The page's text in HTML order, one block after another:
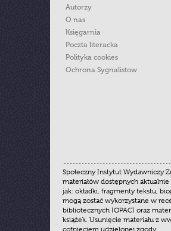
Autorzy
O nas
Księgarnia
Poczta literacka
Polityka cookies
Ochrona Sygnalistow
Społeczny Instytut Wydawniczy
materiałów dostępnych
jak: okładki, fragmenty tekstu,
mogą zostać wykorzystane w
bibliotecznych (OPAC) oraz
książek. Usunięcie materiału z
cofnięciem udzielonej zgody.